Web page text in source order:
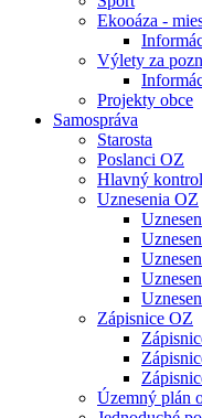
Ekooáza -
Výlety za
Projekty obce
Samospráva
Starosta
Poslanci OZ
Hlavný
Uznesenia OZ
Zápisnice OZ
Územný plán